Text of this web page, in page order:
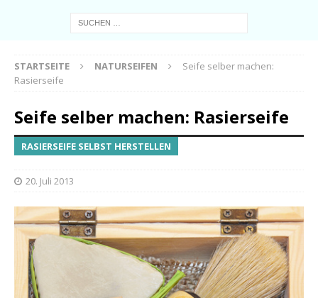
STARTSEITE NATURSEIFEN
Seife selber machen:
Rasierseife
Seife selber machen: Rasierseife
RASIERSEIFE SELBST HERSTELLEN
20. Juli 2013